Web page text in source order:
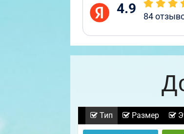
4.9 84
Тип Размер